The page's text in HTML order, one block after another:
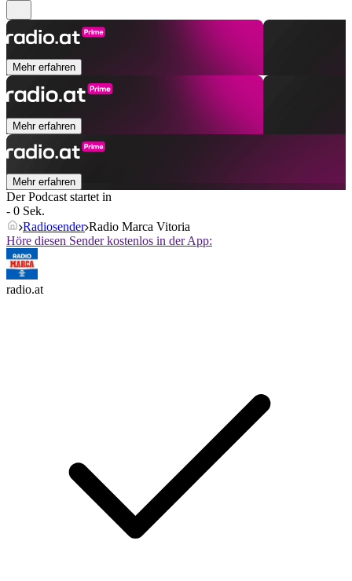
Mehr erfahren
Mehr erfahren
Mehr erfahren
Der Podcast startet in
- 0 Sek.
Radiosender Radio Marca Vitoria
Höre diesen Sender kostenlos in der App:
radio.at